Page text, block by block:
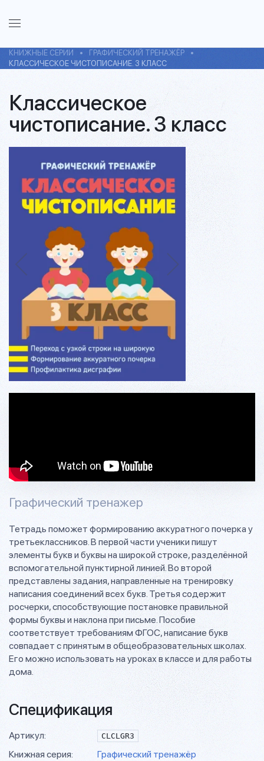
КНИЖНЫЕ СЕРИИ
ГРАФИЧЕСКИЙ ТРЕНАЖЁР
КЛАССИЧЕСКОЕ ЧИСТОПИСАНИЕ. 3 КЛАСС
Классическое
чистописание. 3 класс
Графический тренажер
Тетрадь поможет формированию аккуратного почерка у
третьеклассников. В первой части ученики пишут
элементы букв и буквы на широкой строке, разделённой
вспомогательной пунктирной линией. Во второй
представлены задания, направленные на тренировку
написания соединений всех букв. Третья содержит
росчерки, способствующие постановке правильной
формы буквы и наклона при письме. Пособие
соответствует требованиям ФГОС, написание букв
совпадает с принятым в общеобразовательных школах.
Его можно использовать на уроках в классе и для работы
дома.
Спецификация
Артикул: CLCLGR3
Книжная серия:
Графический тренажёр